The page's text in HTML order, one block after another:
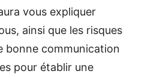
vous expliquer
ainsi que les risques
bonne communication
pour établir une